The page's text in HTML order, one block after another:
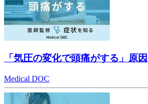
「気圧の変化で頭痛がする」原
Medical DOC